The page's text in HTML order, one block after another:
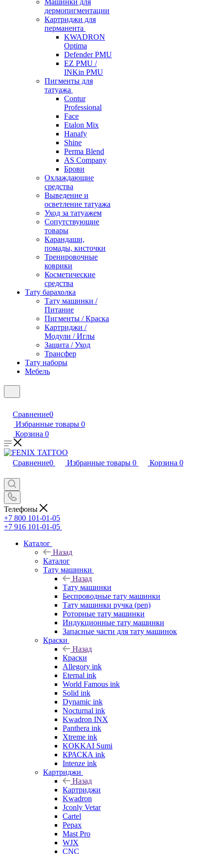
Машинки для
дермопигментации
Картриджи для
перманента
KWADRON
Optima
Defender PMU
EZ PMU /
INKin PMU
Пигменты для
татуажа
Contur
Professional
Face
Etalon Mix
Hanafy
Shine
Perma Blend
AS Company
Брови
Охлаждающие
средства
Выведение и
осветление татуажа
Уход за татуажем
Сопутствующие
товары
Карандаши,
помады, кисточки
Тренировочные
коврики
Косметические
средства
Тату барахолка
Тату машинки /
Питание
Пигменты / Краска
Картриджи /
Модули / Иглы
Защита / Уход
Трансфер
Тату наборы
Мебель
Сравнение0
Избранные товары 0
Корзина 0
Сравнение0 Избранные товары 0 Корзина 0
Телефоны
+7 800 101-01-05
+7 916 101-01-05
Каталог
Назад
Каталог
Тату машинки
Назад
Тату машинки
Беспроводные тату машинки
Тату машинки ручка (pen)
Роторные тату машинки
Индукционные тату машинки
Запасные части для тату машинок
Краски
Назад
Краски
Allegory ink
Eternal ink
World Famous ink
Solid ink
Dynamic ink
Nocturnal ink
Kwadron INX
Panthera ink
Xtreme ink
KOKKAI Sumi
КРАСКА ink
Intenze ink
Картриджи
Назад
Картриджи
Kwadron
Jconly Vetar
Cartel
Pepax
Mast Pro
WJX
CNC